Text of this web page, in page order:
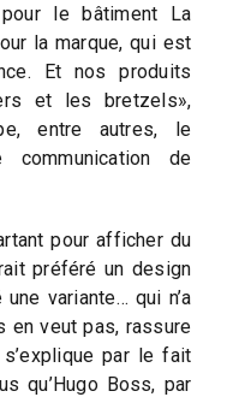
pour le bâtiment La
la marque, qui est
Et nos produits
et les bretzels»,
entre autres, le
communication de
pour afficher du
préféré un design
variante… qui n’a
en veut pas, rassure
par le fait
qu’Hugo Boss, par